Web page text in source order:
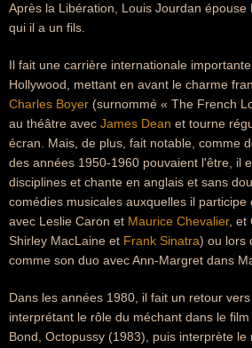
Après la Libération, Louis Jourdan
qui il a un fils.
Il fait une carrière internationale
Hollywood, mettant en avant le charme
Charles Boyer (surnommé « The French
au théâtre avec James Dean et tourne
écran. Mais, de plus, fait notable, comme
des années 1950-1960 pouvaient l'être, il
disciplines et chante en anglais et sans
comédies musicales auxquelles il
avec Leslie Caron et Maurice Chevalier, et
Shirley MacLaine et Frank Sinatra) ou lors
comme son duo avec Ann-Margret dans
Dans les années 1980, il fait un retour
interprétant le rôle du méchant dans le
Bond, Octopussy (1983), puis interprète le